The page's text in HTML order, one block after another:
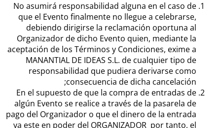
No asumirá responsabilidad alguna en el caso de
que el Evento finalmente no llegue a celebrarse,
debiendo dirigirse la reclamación oportuna al
Organizador de dicho Evento quien, mediante la
aceptación de los Términos y Condiciones, exime a
MANANTIAL DE IDEAS S.L. de cualquier tipo de
responsabilidad que pudiera derivarse como
consecuencia de dicha cancelación;
En el supuesto de que la compra de entradas de
algún Evento se realice a través de la pasarela de
pago del Organizador o que el dinero de la entrada
ya este en poder del ORGANIZADOR por tanto, el